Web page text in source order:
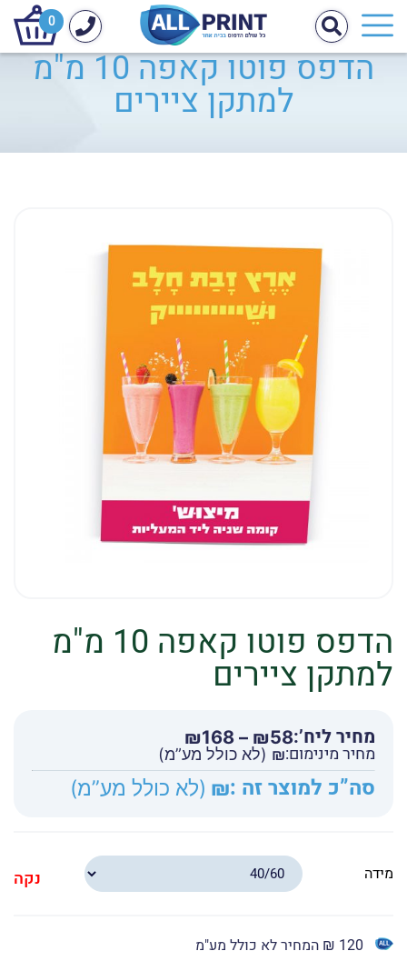
0
הדפס פוטו קאפה 10 מ"מ
למתקן ציירים
הדפס פוטו קאפה 10 מ"מ
למתקן ציירים
מחיר ליח’: ₪58
–
₪168
מחירים:
עד
מחיר מינימום:₪ (לא כולל מע”מ)
סה”כ למוצר זה :₪ (לא כולל מע”מ)
מידה נקה
120 ₪ המחיר לא כולל מע"מ